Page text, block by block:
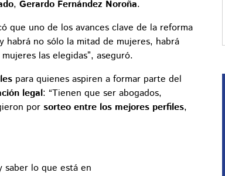
, Gerardo Fernández Noroña.
que uno de los avances clave de la reforma
habrá no sólo la mitad de mujeres, habrá
las elegidas”, aseguró.
para quienes aspiren a formar parte del
legal: “Tienen que ser abogados,
por sorteo entre los mejores perfiles,
saber lo que está en